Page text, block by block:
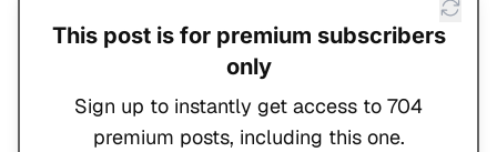
This post is for premium subscribers
only
Sign up to instantly get access to 704
premium posts, including this one.